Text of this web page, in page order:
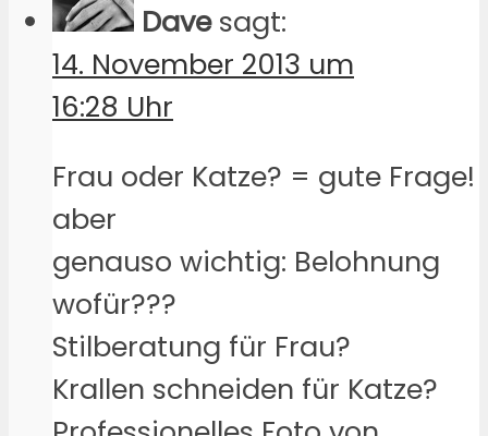
Dave sagt:
14. November 2013 um
16:28 Uhr
Frau oder Katze? = gute Frage!
aber
genauso wichtig: Belohnung
wofür???
Stilberatung für Frau?
Krallen schneiden für Katze?